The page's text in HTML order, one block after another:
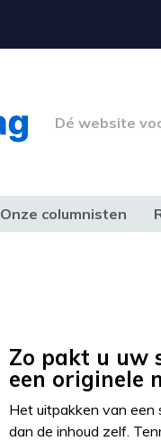
Dé website
Onze columnisten
Zo pakt u uw
een originele
Het uitpakken van een
dan de inhoud zelf.